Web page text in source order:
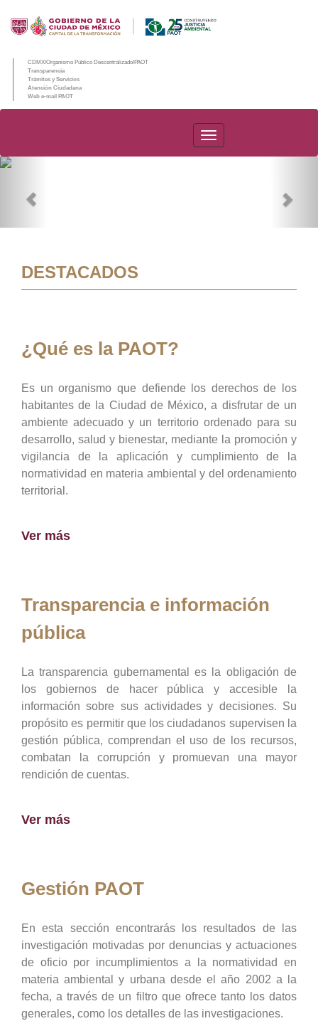
CDMX/Organismo Público Descentralizado/PAOT
Transparencia
Trámites y Servicios
Atención Ciudadana
Web e-mail PAOT
PAOT
DESTACADOS
¿Qué es la PAOT?
Es un organismo que defiende los derechos de los
habitantes de la Ciudad de México, a disfrutar de un
ambiente adecuado y un territorio ordenado para su
desarrollo, salud y bienestar, mediante la promoción y
vigilancia de la aplicación y cumplimiento de la
normatividad en materia ambiental y del ordenamiento
territorial.
Ver más
Transparencia e información
pública
La transparencia gubernamental es la obligación de
los gobiernos de hacer pública y accesible la
información sobre sus actividades y decisiones. Su
propósito es permitir que los ciudadanos supervisen la
gestión pública, comprendan el uso de los recursos,
combatan la corrupción y promuevan una mayor
rendición de cuentas.
Ver más
Gestión PAOT
En esta sección encontrarás los resultados de las
investigación motivadas por denuncias y actuaciones
de oficio por incumplimientos a la normatividad en
materia ambiental y urbana desde el año 2002 a la
fecha, a través de un filtro que ofrece tanto los datos
generales, como los detalles de las investigaciones.